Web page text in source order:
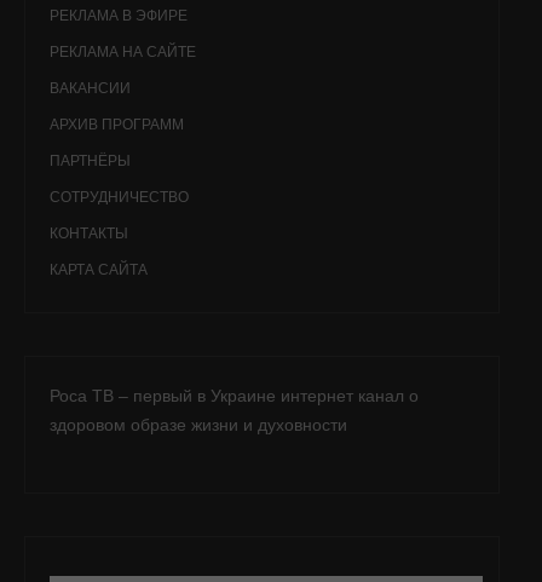
РЕКЛАМА В ЭФИРЕ
РЕКЛАМА НА САЙТЕ
ВАКАНСИИ
АРХИВ ПРОГРАММ
ПАРТНЁРЫ
СОТРУДНИЧЕСТВО
КОНТАКТЫ
КАРТА САЙТА
Роса ТВ – первый в Украине интернет канал о
здоровом образе жизни и духовности